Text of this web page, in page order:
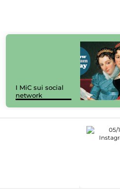
I MiC sui social
network